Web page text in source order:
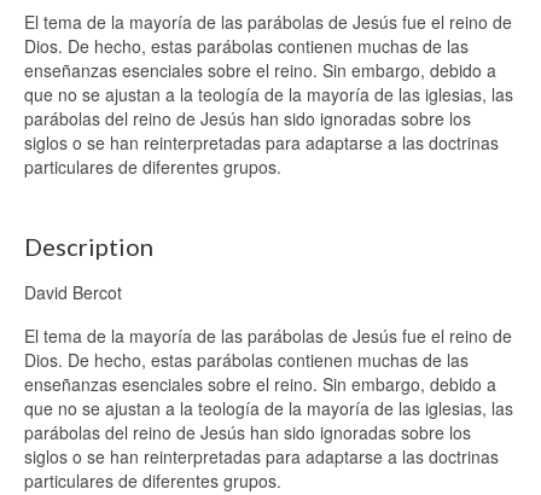
El tema de la mayoría de las parábolas de Jesús fue el reino de
Dios. De hecho, estas parábolas contienen muchas de las
enseñanzas esenciales sobre el reino. Sin embargo, debido a
que no se ajustan a la teología de la mayoría de las iglesias, las
parábolas del reino de Jesús han sido ignoradas sobre los
siglos o se han reinterpretadas para adaptarse a las doctrinas
particulares de diferentes grupos.
Description
David Bercot
El tema de la mayoría de las parábolas de Jesús fue el reino de
Dios. De hecho, estas parábolas contienen muchas de las
enseñanzas esenciales sobre el reino. Sin embargo, debido a
que no se ajustan a la teología de la mayoría de las iglesias, las
parábolas del reino de Jesús han sido ignoradas sobre los
siglos o se han reinterpretadas para adaptarse a las doctrinas
particulares de diferentes grupos.